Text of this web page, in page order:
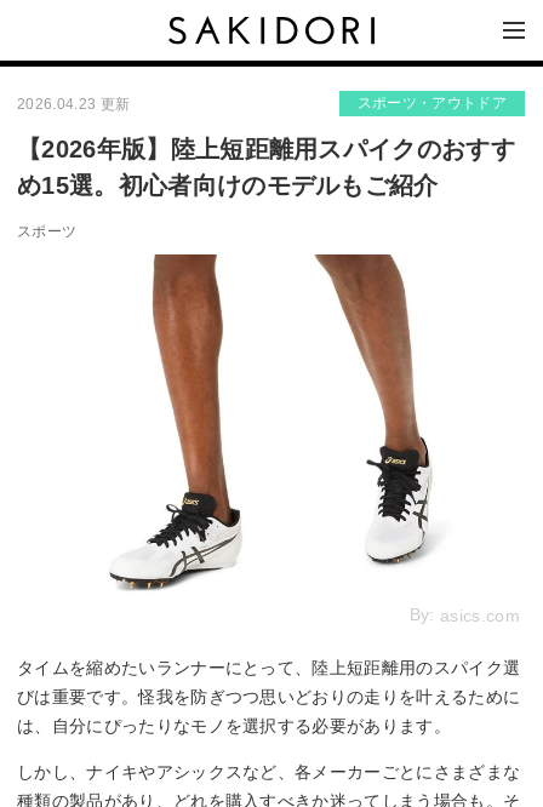
2026.04.23 更新 スポーツ・アウトドア
【2026年版】陸上短距離用スパイクのおすす
め15選。初心者向けのモデルもご紹介
スポーツ
By: asics.com
タイムを縮めたいランナーにとって、陸上短距離用のスパイク選
びは重要です。怪我を防ぎつつ思いどおりの走りを叶えるために
は、自分にぴったりなモノを選択する必要があります。
しかし、ナイキやアシックスなど、各メーカーごとにさまざまな
種類の製品があり、どれを購入すべきか迷ってしまう場合も。そ